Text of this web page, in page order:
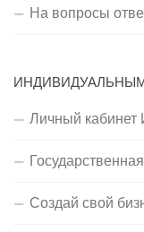
На вопросы
Личный
Создай свой